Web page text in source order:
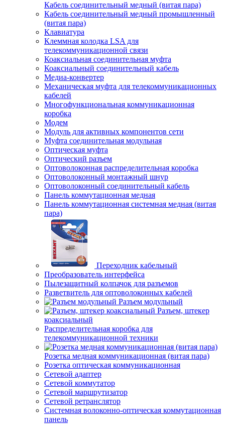
Кабель соединительный медный (витая пара)
Кабель соединительный медный промышленный
(витая пара)
Клавиатура
Клеммная колодка LSA для
телекоммуникационной связи
Коаксиальная соединительная муфта
Коаксиальный соединительный кабель
Медиа-конвертер
Механическая муфта для телекоммуникационных
кабелей
Многофункциональная коммуникационная
коробка
Модем
Модуль для активных компонентов сети
Муфта соединительная модульная
Оптическая муфта
Оптический разъем
Оптоволоконная распределительная коробка
Оптоволоконный монтажный шнур
Оптоволоконный соединительный кабель
Панель коммутационная медная
Панель коммутационная системная медная (витая
пара)
Переходник кабельный
Преобразователь интерфейса
Пылезащитный колпачок для разъемов
Разветвитель для оптоволоконных кабелей
Разъем модульный
Разъем, штекер
коаксиальный
Распределительная коробка для
телекоммуникационной техники
Розетка медная коммуникационная (витая пара)
Розетка оптическая коммуникационная
Сетевой адаптер
Сетевой коммутатор
Сетевой маршрутизатор
Сетевой ретранслятор
Системная волоконно-оптическая коммутационная
панель